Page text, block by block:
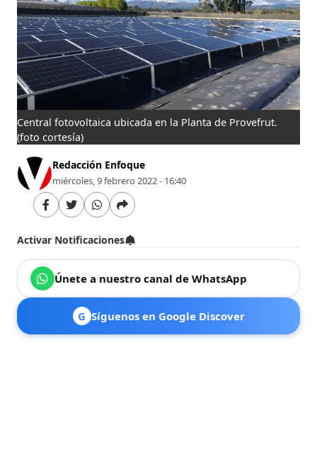
Central fotovoltaica ubicada en la Planta de Provefrut.
(foto cortesía)
Redacción Enfoque
miércoles, 9 febrero 2022 - 16:40
Activar Notificaciones
Únete a nuestro canal de WhatsApp
G Síguenos en Google Discover